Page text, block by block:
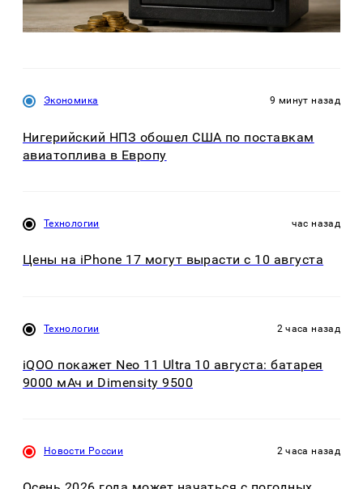
Экономика 9 минут назад
Нигерийский НПЗ обошел США по поставкам
авиатоплива в Европу
Технологии час назад
Цены на iPhone 17 могут вырасти с 10 августа
Технологии 2 часа назад
iQOO покажет Neo 11 Ultra 10 августа: батарея
9000 мАч и Dimensity 9500
Новости России 2 часа назад